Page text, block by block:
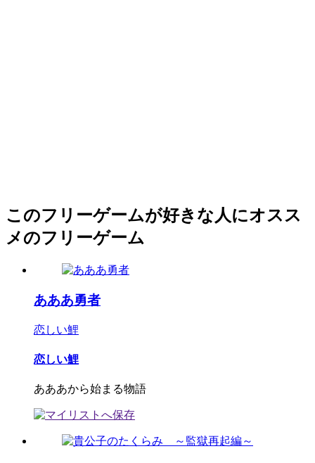
このフリーゲームが好きな人にオスス
メのフリーゲーム
あああ勇者
恋しい鯉
恋しい鯉
あああから始まる物語